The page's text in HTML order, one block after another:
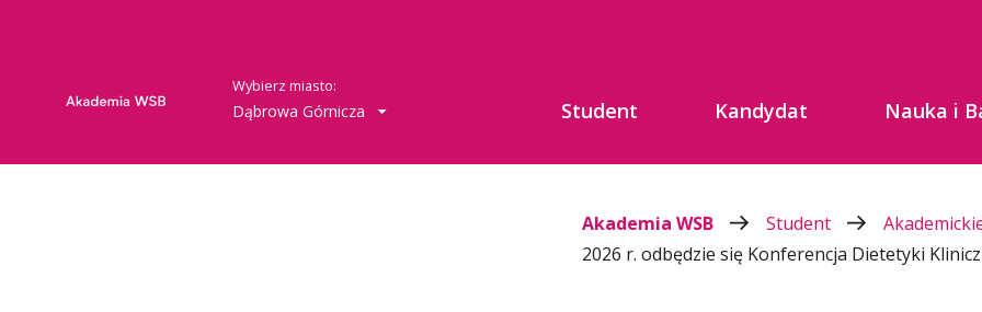
Wybierz miasto:
Dąbrowa Górnicza Student Kandydat Nauka i
Akademia WSB Student
2026 r. odbędzie się Konferencja Dietetyki